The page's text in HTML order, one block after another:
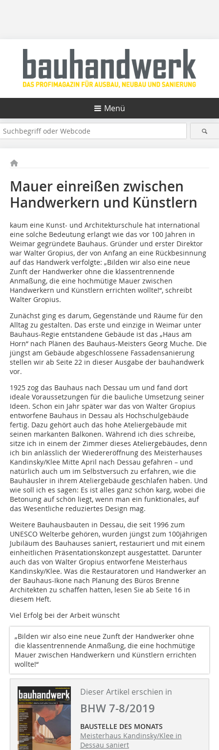
Menü
Mauer einreißen zwischen
Handwerkern und Künstlern
kaum eine Kunst- und Architekturschule hat international
eine solche Bedeutung erlangt wie das vor 100 Jahren in
Weimar gegründete Bauhaus. Gründer und erster Direktor
war Walter Gropius, der von Anfang an eine Rückbesinnung
auf das Handwerk verfolgte: „Bilden wir also eine neue
Zunft der Handwerker ohne die klassentrennende
Anmaßung, die eine hochmütige Mauer zwischen
Handwerkern und Künstlern errichten wollte!“, schreibt
Walter Gropius.
Zunächst ging es darum, Gegenstände und Räume für den
Alltag zu gestalten. Das erste und einzige in Weimar unter
Bauhaus-Regie entstandene Gebäude ist das „Haus am
Horn“ nach Plänen des Bauhaus-Meisters Georg Muche. Die
jüngst am Gebäude abgeschlossene Fassadensanierung
stellen wir ab Seite 22 in dieser Ausgabe der bauhandwerk
vor.
1925 zog das Bauhaus nach Dessau um und fand dort
ideale Voraussetzungen für die bauliche Umsetzung seiner
Ideen. Schon ein Jahr später war das von Walter Gropius
entworfene Bauhaus in Dessau als Hochschulgebäude
fertig. Dazu gehört auch das hohe Ateliergebäude mit
seinen markanten Balkonen. Während ich dies schreibe,
sitze ich in einem der Zimmer dieses Ateliergebäudes, denn
ich bin anlässlich der Wiedereröffnung des Meisterhauses
Kandinsky/Klee Mitte April nach Dessau gefahren – und
natürlich auch um im Selbstversuch zu erfahren, wie die
Bauhäusler in ihrem Ateliergebäude geschlafen haben. Und
wie soll ich es sagen: Es ist alles ganz schön karg, wobei die
Betonung auf schön liegt, wenn man ein funktionales, auf
das Wesentliche reduziertes Design mag.
Weitere Bauhausbauten in Dessau, die seit 1996 zum
UNESCO Welterbe gehören, wurden jüngst zum 100jährigen
Jubiläum des Bauhauses saniert, restauriert und mit einem
einheitlichen Präsentationskonzept ausgestattet. Darunter
auch das von Walter Gropius entworfene Meisterhaus
Kandinsky/Klee. Was die Restauratoren und Handwerker an
der Bauhaus-Ikone nach Planung des Büros Brenne
Architekten zu schaffen hatten, lesen Sie ab Seite 16 in
diesem Heft.
Viel Erfolg bei der Arbeit wünscht
„Bilden wir also eine neue Zunft der Handwerker ohne
die klassen­trennende Anmaßung, die eine hochmütige
Mauer zwischen Handwerkern und Künstlern errichten
wollte!“
Dieser Artikel erschien in
BHW 7-8/2019
BAUSTELLE DES MONATS
Meisterhaus Kandinsky/Klee in
Dessau saniert